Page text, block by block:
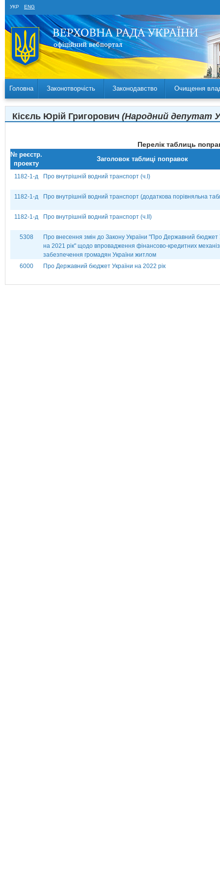
УКР ENG
Головна Законотворчість Законодавство Очищення
Кісєль Юрій Григорович (Народний депутат
Перелік таблиць
№ реєстр.
проекту
Заголовок таблиці поправок
1182-1-д Про внутрішній водний транспорт (ч.І)
1182-1-д Про внутрішній водний транспорт (додаткова порівняльна
1182-1-д Про внутрішній водний транспорт (ч.ІІ)
5308
Про внесення змін до Закону України "Про Державний бюджет
на 2021 рік" щодо впровадження фінансово-кредитних
забезпечення громадян України житлом
6000
Про Державний бюджет України на 2022 рік